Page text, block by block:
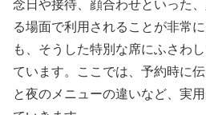
念日や接待、顔合わせといった
る場面で利用されることが非常
も、そうした特別な席にふさわ
ています。ここでは、予約時に
と夜のメニューの違いなど、実